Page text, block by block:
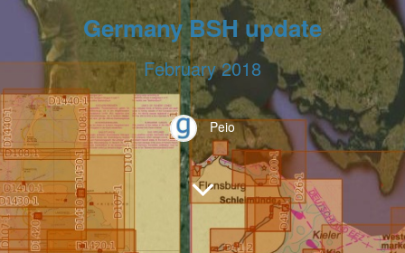
Germany BSH update
February 2018
Peio